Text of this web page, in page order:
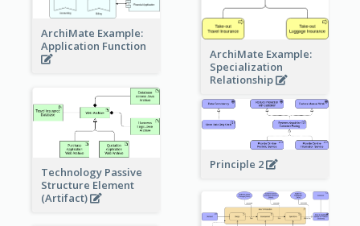
ArchiMate Example:
Application Function
ArchiMate Example:
Specialization
Relationship
Technology Passive
Structure Element
(Artifact)
Principle 2